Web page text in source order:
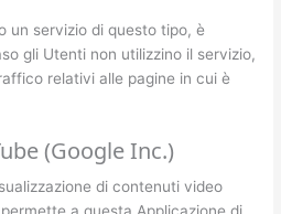
un servizio di questo tipo, è
gli Utenti non utilizzino il servizio,
relativi alle pagine in cui è
(Google Inc.)
di contenuti video